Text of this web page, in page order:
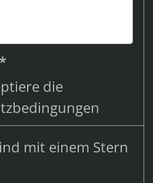
die
mit einem Stern